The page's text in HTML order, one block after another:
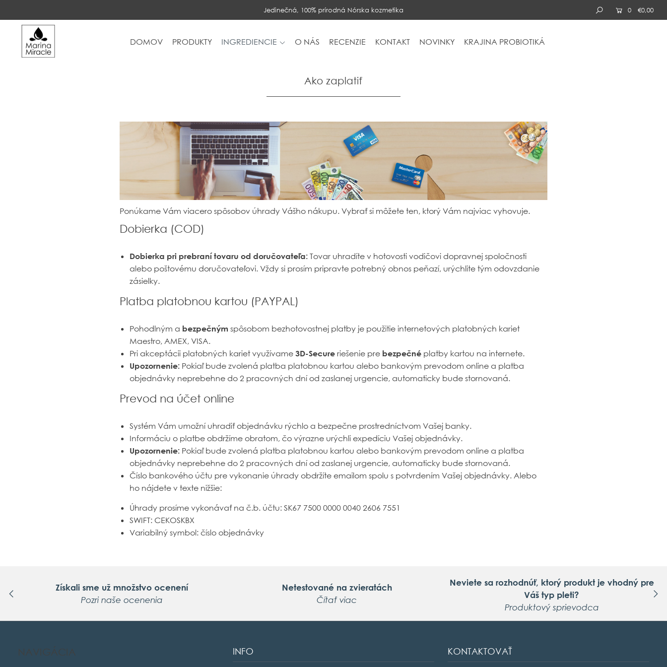
Jedinečná, 100% prírodná Nórska kozmetika 0 €0,00
DOMOV PRODUKTY INGREDIENCIE O NÁS RECENZIE KONTAKT NOVINKY KRAJINA PROBIOTIKÁ
Ako zaplatiť
Ponúkame Vám viacero spôsobov úhrady Vášho nákupu. Vybrať si môžete ten, ktorý Vám najviac vyhovuje.
Dobierka (COD)
Dobierka pri prebraní tovaru od doručovateľa: Tovar uhradíte v hotovosti vodičovi dopravnej spoločnosti
alebo poštovému doručovateľovi. Vždy si prosím pripravte potrebný obnos peňazí, urýchlite tým odovzdanie
zásielky.
Platba platobnou kartou (PAYPAL)
Pohodlným a bezpečným spôsobom bezhotovostnej platby je použitie internetových platobných kariet
Maestro, AMEX, VISA.
Pri akceptácii platobných kariet využívame 3D-Secure riešenie pre bezpečné platby kartou na internete.
Upozornenie: Pokiaľ bude zvolená platba platobnou kartou alebo bankovým prevodom online a platba
objednávky neprebehne do 2 pracovných dní od zaslanej urgencie, automaticky bude stornovaná.
Prevod na účet online
Systém Vám umožní uhradiť objednávku rýchlo a bezpečne prostredníctvom Vašej banky.
Informáciu o platbe obdržíme obratom, čo výrazne urýchli expedíciu Vašej objednávky.
Upozornenie: Pokiaľ bude zvolená platba platobnou kartou alebo bankovým prevodom online a platba
objednávky neprebehne do 2 pracovných dní od zaslanej urgencie, automaticky bude stornovaná.
Číslo bankového účtu pre vykonanie úhrady obdržíte emailom spolu s potvrdením Vašej objednávky. Alebo
ho nájdete v texte nižšie:
Úhrady prosíme vykonávať na č.b. účtu:SK67 7500 0000 0040 2606 7551
SWIFT: CEKOSKBX
Variabilný symbol: číslo objednávky
Získali sme už množstvo ocenení
Pozri naše ocenenia
Netestované na zvieratách
Čítať viac
Neviete sa rozhodnúť, ktorý produkt je vhodný pre
Váš typ pleti?
Produktový sprievodca
NAVIGÁCIA INFO KONTAKTOVAŤ
DOMOV